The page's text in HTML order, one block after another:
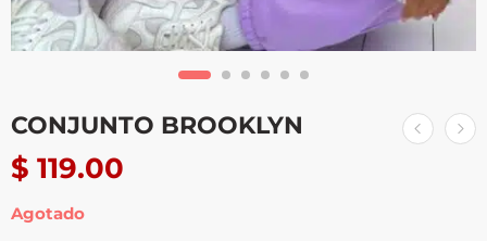
CONJUNTO BROOKLYN
$ 119.00
Agotado